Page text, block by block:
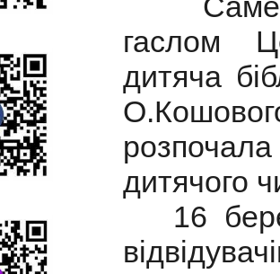
гаслом
дитяча
дитячого
16